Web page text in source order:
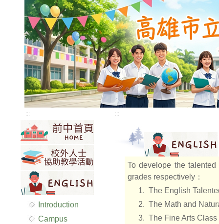
:::
Introduction
Campus
:::
To develope the
grades respectively：
1. The English
2. The Math and
3. The Fine Arts Class